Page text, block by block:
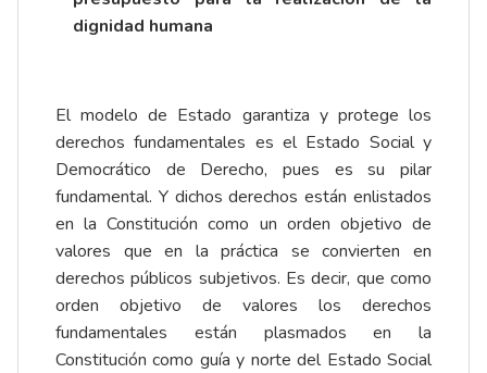
dignidad humana
El modelo de Estado garantiza y protege los
derechos fundamentales es el Estado Social y
Democrático de Derecho, pues es su pilar
fundamental. Y dichos derechos están enlistados
en la Constitución como un orden objetivo de
valores que en la práctica se convierten en
derechos públicos subjetivos. Es decir, que como
orden objetivo de valores los derechos
fundamentales están plasmados en la
Constitución como guía y norte del Estado Social